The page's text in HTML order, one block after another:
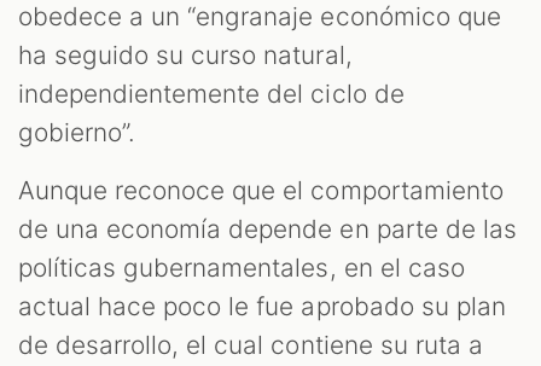
obedece a un “engranaje económico que
ha seguido su curso natural,
independientemente del ciclo de
gobierno”.
Aunque reconoce que el comportamiento
de una economía depende en parte de las
políticas gubernamentales, en el caso
actual hace poco le fue aprobado su plan
de desarrollo, el cual contiene su ruta a